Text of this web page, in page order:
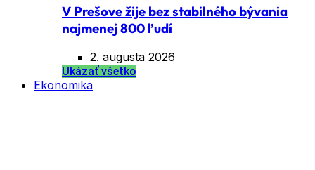
V Prešove žije bez stabilného bývania
najmenej 800 ľudí
2. augusta 2026
Ukázať všetko
Ekonomika